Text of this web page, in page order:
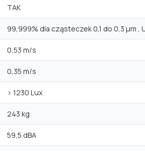
TAK
99,999% dla cząsteczek 0,1 do 0,3 μm ,
0,53 m/s
0,35 m/s
> 1230 Lux
243 kg
59,5 dBA